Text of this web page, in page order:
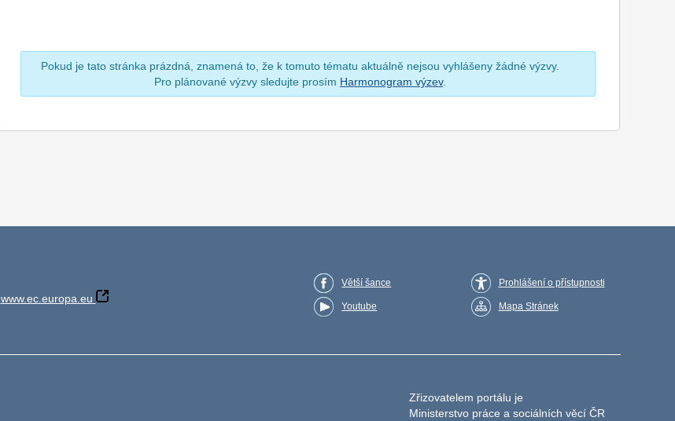
Pokud je tato stránka prázdná, znamená to, že k tomuto tématu aktuálně nejsou vyhlášeny žádné výzvy.
Pro plánované výzvy sledujte prosím Harmonogram výzev.
www.ec.europa.eu
Větší šance
Youtube
Prohlášení o přístupnosti
Mapa Stránek
Zřizovatelem portálu je
Ministerstvo práce a sociálních věcí ČR